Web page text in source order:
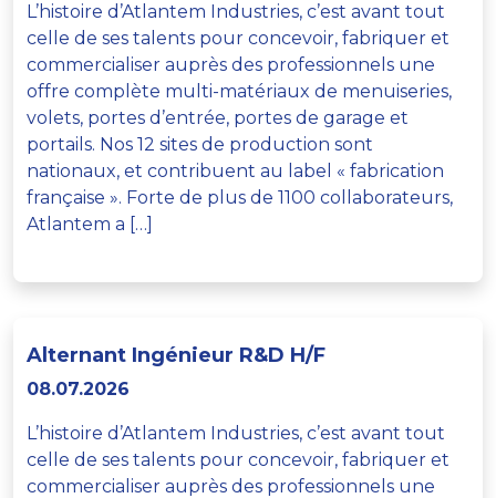
L’histoire d’Atlantem Industries, c’est avant tout
celle de ses talents pour concevoir, fabriquer et
commercialiser auprès des professionnels une
offre complète multi-matériaux de menuiseries,
volets, portes d’entrée, portes de garage et
portails. Nos 12 sites de production sont
nationaux, et contribuent au label « fabrication
française ». Forte de plus de 1100 collaborateurs,
Atlantem a […]
Alternant Ingénieur R&D H/F
08.07.2026
L’histoire d’Atlantem Industries, c’est avant tout
celle de ses talents pour concevoir, fabriquer et
commercialiser auprès des professionnels une